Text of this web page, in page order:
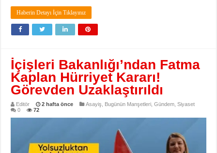
Haberin Detayı İçin Tıklayınız
İçişleri Bakanlığı’ndan Fatma
Kaplan Hürriyet Kararı!
Görevden Uzaklaştırıldı
Editör 2 hafta önce Asayiş, Bugünün Manşetleri,Gündem,Siyaset
0
72